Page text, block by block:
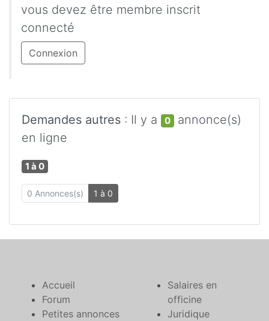
vous devez être membre inscrit
connecté
Connexion
Demandes autres : Il y a 0
annonce(s)
en ligne
1 à 0
0 Annonces(s) 1 à 0
Accueil
Forum
Petites annonces
Salaires en
officine
Juridique